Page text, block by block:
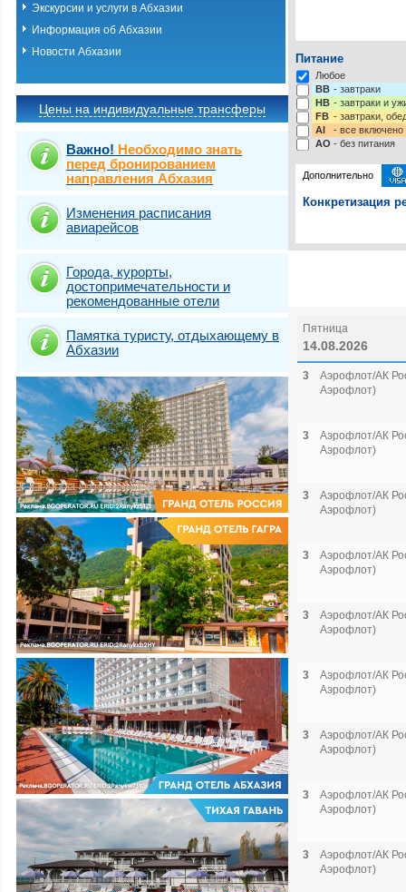
Экскурсии и услуги в Абхазии
Информация об Абхазии
Новости Абхазии
Цены на индивидуальные трансферы
Важно! Необходимо знать
перед бронированием
направления Абхазия
Изменения расписания
авиарейсов
Города, курорты,
достопримечательности и
рекомендованные отели
Памятка туристу, отдыхающему в
Абхазии
Питание
Любое
BB - завтраки
HB - завтраки и
FB - завтраки,
AI
- все включено
AO - без питания
Дополнительно
Конкретизация
Пятница
14.08.2026
3
Аэрофлот/АК
Аэрофлот)
3
Аэрофлот/АК
Аэрофлот)
3
Аэрофлот/АК
Аэрофлот)
3
Аэрофлот/АК
Аэрофлот)
3
Аэрофлот/АК
Аэрофлот)
3
Аэрофлот/АК
Аэрофлот)
3
Аэрофлот/АК
Аэрофлот)
3
Аэрофлот/АК
Аэрофлот)
3
Аэрофлот/АК
Аэрофлот)